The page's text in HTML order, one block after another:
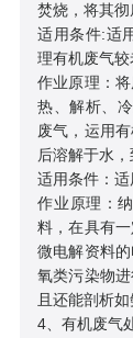
焚烧，将
适用条件:适
理有机废气
作业原理：
热、解析、
废气，运用
后溶解于水
适用条件：
作业原理：
料，在具有
微电解资料
氧类污染物
且还能剖析
4、有机废